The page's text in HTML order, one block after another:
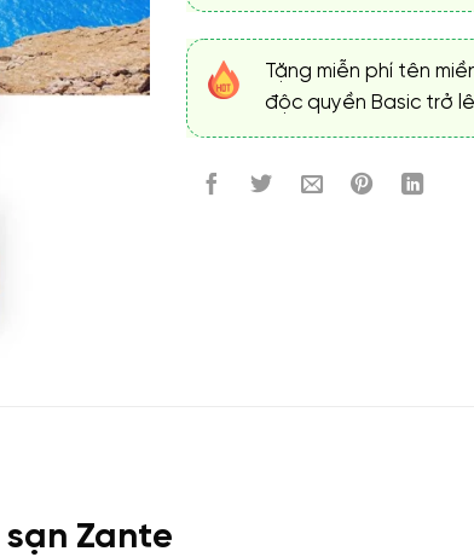
Tặng miễn phí tên
độc quyền Basic trở
Zante